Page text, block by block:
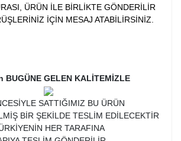
ÜRÜN İLE BİRLİKTE GÖNDERİLİR
İÇİN MESAJ ATABİLİRSİNİZ.
BUGÜNE GELEN KALİTEMİZLE
SATTIĞIMIZ BU ÜRÜN
BİR ŞEKİLDE TESLİM EDİLECEKTİR
HER TARAFINA